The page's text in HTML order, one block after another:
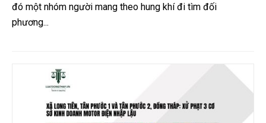
đó một nhóm người mang theo hung khí đi tìm đối
phương...